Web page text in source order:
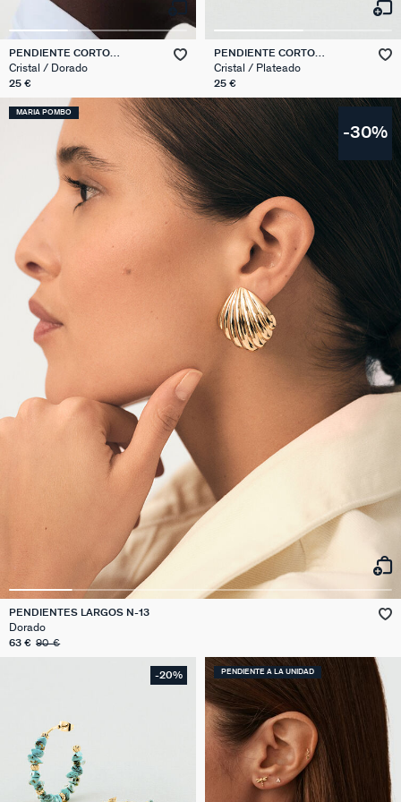
PENDIENTE CORTO
INDIVIDUAL MIX & MATCH
Cristal / Dorado
25 €
PENDIENTE CORTO
INDIVIDUAL MIX & MATCH
Cristal / Plateado
25 €
MARIA POMBO
-30%
PENDIENTES LARGOS N-13
Dorado
63 € 90 €
-20% PENDIENTE A LA UNIDAD